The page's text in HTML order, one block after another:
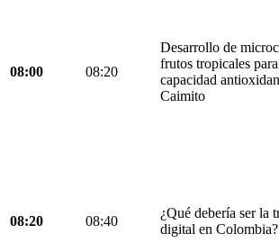
08:00 08:20
Desarrollo de
frutos tropicales
capacidad
Caimito
08:20 08:40
¿Qué debería ser la
digital en Colombia?